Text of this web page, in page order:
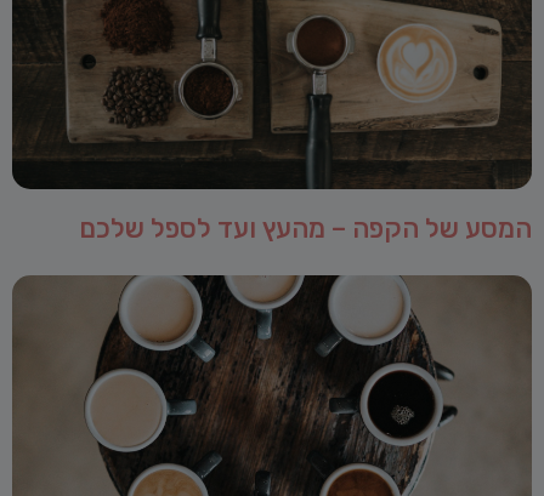
המסע של הקפה – מהעץ ועד לספל שלכם